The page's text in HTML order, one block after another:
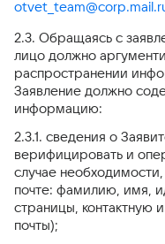
2.3. Обращаясь с
лицо должно
распространении
Заявление должно
информацию:
2.3.1. сведения о
верифицировать и
случае
почте: фамилию, имя,
страницы, контактную
почты);